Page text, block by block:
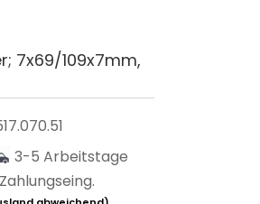
7x69/109x7mm,
3-5 Arbeitstage